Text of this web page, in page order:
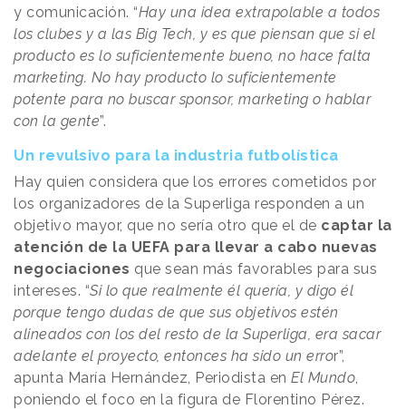
y comunicación. “Hay una idea extrapolable a todos
los clubes y a las Big Tech, y es que piensan que si el
producto es lo suficientemente bueno, no hace falta
marketing. No hay producto lo suficientemente
potente para no buscar sponsor, marketing o hablar
con la gente”.
Un revulsivo para la industria futbolística
Hay quien considera que los errores cometidos por
los organizadores de la Superliga responden a un
objetivo mayor, que no sería otro que el de captar la
atención de la UEFA para llevar a cabo nuevas
negociaciones que sean más favorables para sus
intereses. “Si lo que realmente él quería, y digo él
porque tengo dudas de que sus objetivos estén
alineados con los del resto de la Superliga, era sacar
adelante el proyecto, entonces ha sido un error”,
apunta María Hernández, Periodista en El Mundo
poniendo el foco en la figura de Florentino Pérez.